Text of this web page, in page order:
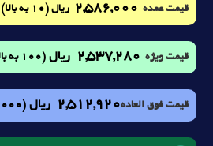
قیمت عمده 2,586,000 ریال (10 به بالا)
قیمت ویژه 2,537,280 ریال (100 به بالا)
قیمت فوق العاده2,512,920 ریال (1000 به بالا)